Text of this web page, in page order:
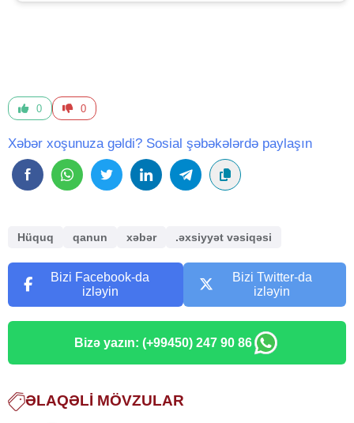
0 0
Xəbər xoşunuza gəldi? Sosial şəbəkələrdə paylaşın
Hüquq qanun xəbər .əxsiyyət vəsiqəsi
Bizi Facebook-da
izləyin
Bizi Twitter-da
izləyin
Bizə yazın: (+99450) 247 90 86
ƏLAQƏLI MÖVZULAR